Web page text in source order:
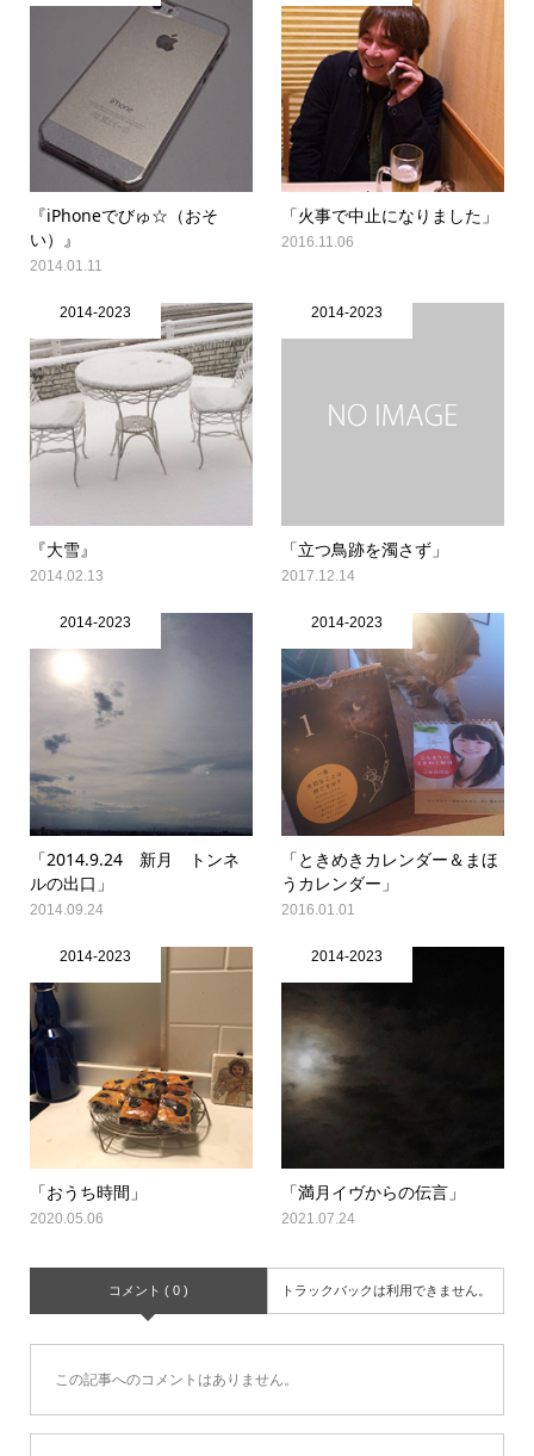
『iPhoneでびゅ☆（おそ
い）』
2014.01.11
「火事で中止になりました」
2016.11.06
2014-2023
『大雪』
2014.02.13
2014-2023
「立つ鳥跡を濁さず」
2017.12.14
2014-2023
「2014.9.24 新月 トンネ
ルの出口」
2014.09.24
2014-2023
「ときめきカレンダー＆まほ
うカレンダー」
2016.01.01
2014-2023
「おうち時間」
2020.05.06
2014-2023
「満月イヴからの伝言」
2021.07.24
コメント ( 0 ) トラックバックは利用できません。
この記事へのコメントはありません。